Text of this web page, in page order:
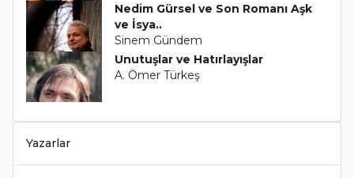
Nedim Gürsel ve Son Romanı Aşk
ve İsya..
Sinem Gündem
Unutuşlar ve Hatırlayışlar
A. Ömer Türkeş
Yazarlar